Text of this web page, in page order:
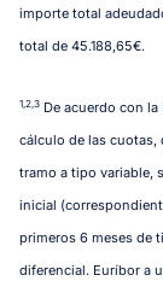
importe total
total de 45.188,65€.
1,2,3 De acuerdo con
cálculo de las cuotas,
tramo a tipo variable,
inicial
primeros 6 meses de
diferencial. Euríbor a